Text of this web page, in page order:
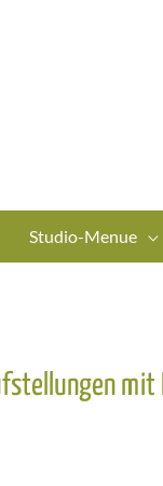
Studio-Menue